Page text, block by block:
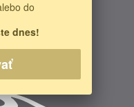
0948 833 533
do
dnes!